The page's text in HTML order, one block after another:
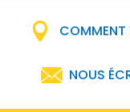
COMMENT
NOUS